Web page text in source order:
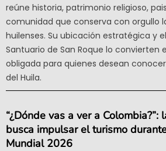
reúne historia, patrimonio religioso,
comunidad que conserva con orgullo
huilenses. Su ubicación estratégica y
Santuario de San Roque lo convierten
obligada para quienes desean
del Huila.
“¿Dónde vas a ver a Colombia?”:
busca impulsar el turismo
Mundial 2026